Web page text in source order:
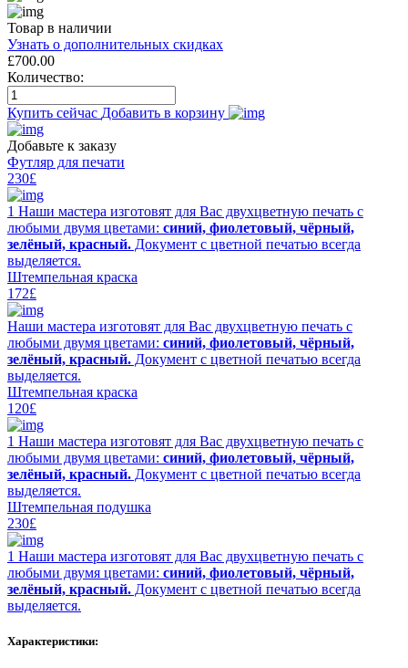
Товар в наличии
Узнать о дополнительных скидках
£700.00
Количество:
Купить сейчас Добавить в корзину
Добавьте к заказу
Футляр для печати
230£
1 Наши мастера изготовят для Вас двухцветную печать с
любыми двумя цветами: синий, фиолетовый, чёрный,
зелёный, красный. Документ с цветной печатью всегда
выделяется.
Штемпельная краска
172£
Наши мастера изготовят для Вас двухцветную печать с
любыми двумя цветами: синий, фиолетовый, чёрный,
зелёный, красный. Документ с цветной печатью всегда
выделяется.
Штемпельная краска
120£
1 Наши мастера изготовят для Вас двухцветную печать с
любыми двумя цветами: синий, фиолетовый, чёрный,
зелёный, красный. Документ с цветной печатью всегда
выделяется.
Штемпельная подушка
230£
1 Наши мастера изготовят для Вас двухцветную печать с
любыми двумя цветами: синий, фиолетовый, чёрный,
зелёный, красный. Документ с цветной печатью всегда
выделяется.
Характеристики: